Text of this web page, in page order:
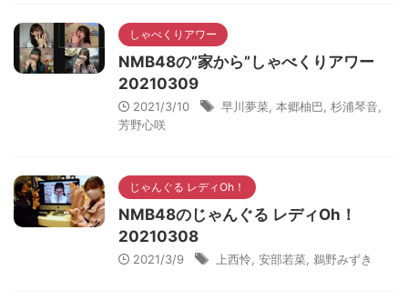
しゃべくりアワー
NMB48の”家から”しゃべくりアワー
20210309
2021/3/10 早川夢菜 本郷柚巴 杉浦琴音
芳野心咲
じゃんぐる レディOh！
NMB48のじゃんぐる レディOh！
20210308
2021/3/9 上西怜 安部若菜 鵜野みずき